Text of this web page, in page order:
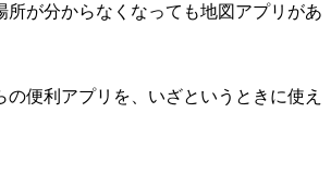
が分からなくなっても地図アプリがあ
便利アプリを、いざというときに使え